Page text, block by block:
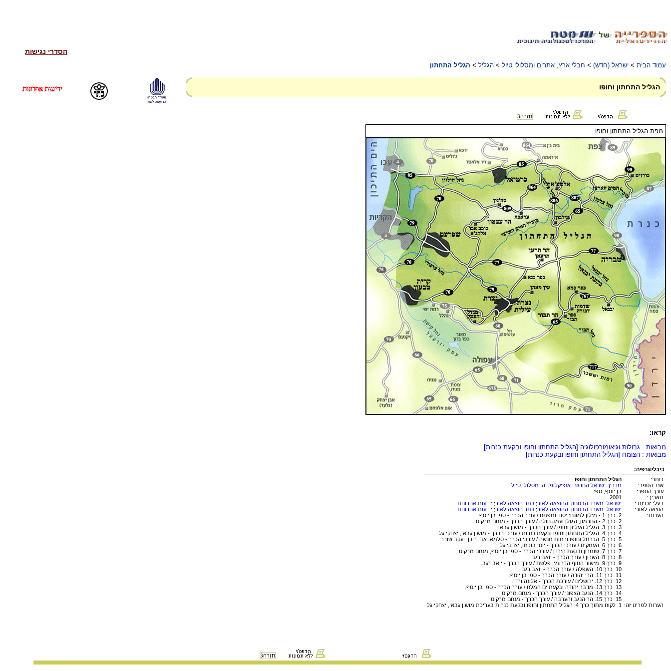
הסדרי נגישות
עמוד הבית > ישראל (חדש) > חבלי ארץ, אתרים ומסלולי טיול > הגליל > הגליל התחתון
הגליל התחתון וחופו
חזרה3
מפת הגליל התחתון וחופו.
קראו:
מבואות : גבולות וגיאומורפולוגיה [הגליל התחתון וחופו ובקעת כנרות]
מבואות : הצומח [הגליל התחתון וחופו ובקעת כנרות]
ביבליוגרפיה:
כותר:
הגליל התחתון וחופו
שם הספר:
מדריך ישראל החדש : אנציקלופדיה, מסלולי טיול
עורך הספר:
בן יוסף, ספי
תאריך:
2001
בעלי זכויות :
ישראל. משרד הבטחון. ההוצאה לאור; כתר הוצאה לאור; ידיעות אחרונות
הוצאה לאור:
ישראל. משרד הבטחון. ההוצאה לאור; כתר הוצאה לאור; ידיעות אחרונות
הערות:
2. כרך 1 - מילון למונחי יסוד ומפתח / עורך הכרך - ספי בן יוסף.
2. כרך 2 - החרמון, הגולן ועמק חולה / עורך הכרך - מנחם מרקוס.
3. כרך 3. הגליל העליון וחופו / עורך הכרך - מושון גבאי.
4. כרך 4. הגליל התחתון וחופו ובקעת כנרות / עורכי הכרך - מושון גבאי, יצחקי גל.
5. כרך 5. הכרמל וחופו ורמות מנשה / עורכי הכרך - סלמאן אבו רוכן, יעקב שורר.
6. כרך 6. העמקים / עורכי הכרך - יוסי בוכמן, יצחקי גל.
7. כרך 7. שומרון ובקעת הירדן / עורכי הכרך - ספי בן יוסף, מנחם מרקוס.
8. כרך 8. השרון / עורך הכרך - יואב רגב.
9. כרך 9. מישור החוף הדרומי, פלשת / עורך הכרך - יואב רגב.
10. כרך 10. השפלה / עורך הכרך - יואב רגב.
11. כרך 11. הרי יהודה / עורך הכרך - ספי בן יוסף.
12. כרך 12. ירושלים / עורכת הכרך - אלונה ורדי.
13. כרך 13. מדבר יהודה ובקעת ים המלח / עורך הכרך - ספי בן יוסף.
14. כרך 14. הנגב הצפוני / עורך הכרך - מנחם מרקוס.
15. כרך 15. הר הנגב והערבה / עורך הכרך - מנחם מרקוס.
הערות לפריט זה:
1. לקוח מתוך כרך 4: הגליל התחתון וחופו ובקעת כנרות בעריכת מושון גבאי, יצחקי גל.
חזרה3